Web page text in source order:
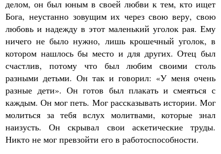
делом, он был юным в своей любви к тем, кто ищет
Бога, неустанно зовущим их через свою веру, свою
любовь и надежду в этот маленький уголок рая. Ему
ничего не было нужно, лишь крошечный уголок, в
котором нашлось бы место и для других. Отец был
счастлив, потому что был любим своими столь
разными детьми. Он так и говорил: «У меня очень
разные дети». Он готов был плакать и смеяться с
каждым. Он мог петь. Мог рассказывать истории. Мог
молиться за тебя вслух молитвами, которые знал
наизусть. Он скрывал свои аскетические труды.
Никто не мог превзойти его в работоспособности.